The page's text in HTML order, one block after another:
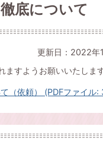
底について
更新日：2022年
すようお願いいたします
（依頼） (PDFファイル: